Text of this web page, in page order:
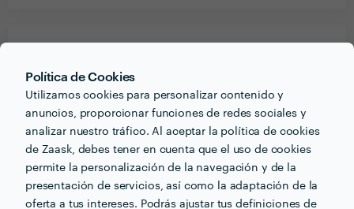
Política de Cookies
Utilizamos cookies para personalizar contenido y
anuncios, proporcionar funciones de redes sociales y
analizar nuestro tráfico. Al aceptar la política de cookies
de Zaask, debes tener en cuenta que el uso de cookies
permite la personalización de la navegación y de la
presentación de servicios, así como la adaptación de la
oferta a tus intereses. Podrás ajustar tus definiciones de
Noelia Broncano
Otros servicios proporcionados por Noelia Broncano